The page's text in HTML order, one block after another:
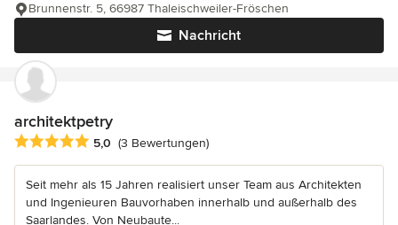
Nachricht
Brunnenstr. 5, 66987 Thaleischweiler-Fröschen
architektpetry
Durchschnittliche Bewertung: 5 von 5 Sternen
5,0 (3 Bewertungen)
Seit mehr als 15 Jahren realisiert unser Team aus Architekten
und Ingenieuren Bauvorhaben innerhalb und außerhalb des
Saarlandes. Von Neubaute...